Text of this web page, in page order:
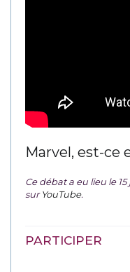
Marvel, est-ce
Ce débat a eu lieu le
surYouTube.
PARTICIPER